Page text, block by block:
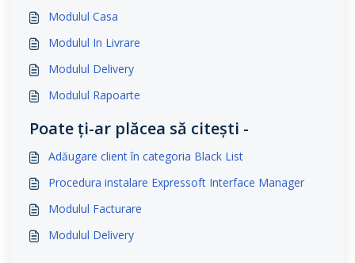
Modulul Casa
Modulul In Livrare
Modulul Delivery
Modulul Rapoarte
Poate ți-ar plăcea să citești -
Adăugare client în categoria Black List
Procedura instalare Expressoft Interface Manager
Modulul Facturare
Modulul Delivery